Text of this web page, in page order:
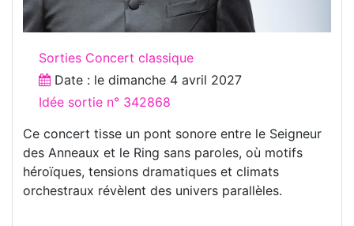
Sorties Concert classique
Date : le dimanche 4 avril 2027
Idée sortie n° 342868
Ce concert tisse un pont sonore entre le Seigneur
des Anneaux et le Ring sans paroles, où motifs
héroïques, tensions dramatiques et climats
orchestraux révèlent des univers parallèles.